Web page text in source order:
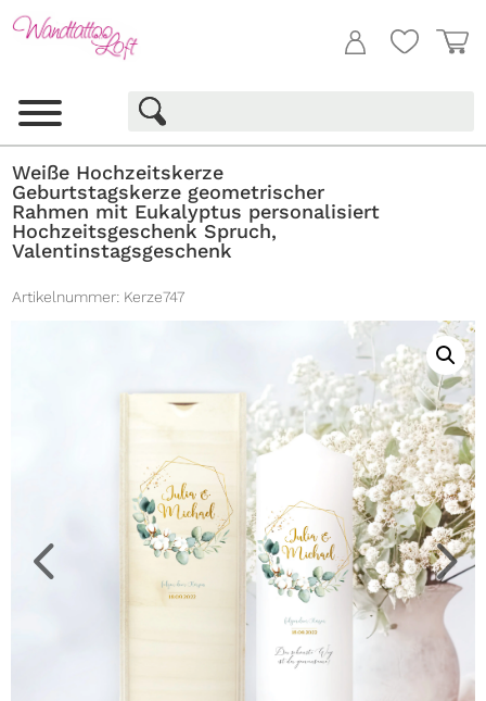
Weiße Hochzeitskerze
Geburtstagskerze geometrischer
Rahmen mit Eukalyptus personalisiert
Hochzeitsgeschenk Spruch,
Valentinstagsgeschenk
Artikelnummer: Kerze747